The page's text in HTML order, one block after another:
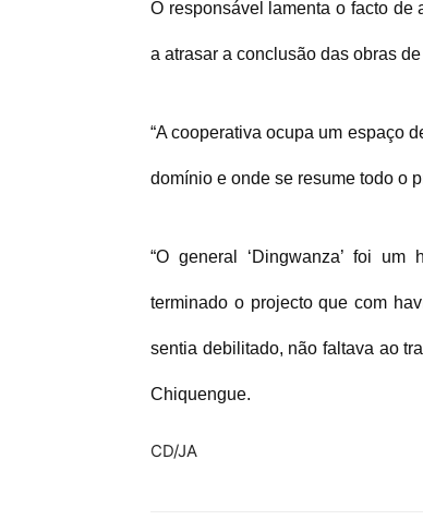
O responsável lamenta o facto de
a atrasar a conclusão das obras
“A cooperativa ocupa um espaço
domínio e onde se resume todo o
“O general ‘Dingwanza’ foi
terminado o projecto que com
sentia debilitado, não faltava ao
Chiquengue.
CD/JA